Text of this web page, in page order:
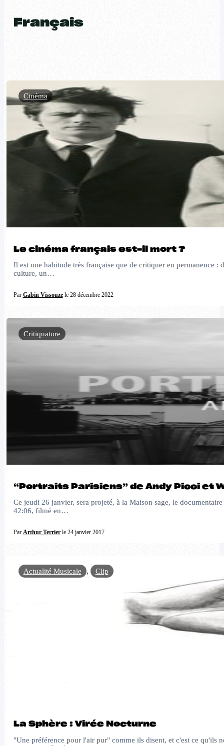
Français
Le cinéma français est-il mort ?
Il est une habitude très française que de critiquer en permanence :
culture, un…
Par Gabin Vissouzele 28 décembre 2022
Cinéma
“Portraits Parisiens” de Andy Picci et
Ce jeudi 26 janvier, sera projeté, à la Maison sage, le
42:06, filmé en…
Par Arthur Terrierle 24 janvier 2017
Critiquature
La Sphère : Virée Nocturne
"Une préférence pour l'air pur" comme ils disent, et c'est ce qu'ils
Actualité Musicale , Clip